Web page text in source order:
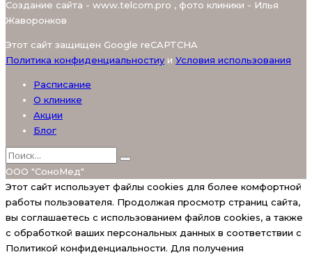
Создание сайта - www.telcom.pro , фото клиники - Илья
Жаворонков
Этот сайт защищен Google reCAPTCHA
Политика конфиденциальностиy и Условия использования
Расписание
О клинике
Акции
Блог
ООО "СоноМед"
Этот сайт использует файлы cookies для более комфортной
работы пользователя. Продолжая просмотр страниц сайта,
вы соглашаетесь с использованием файлов cookies, а также
с обработкой ваших персональных данных в соответствии с
Политикой конфиденциальности. Для получения